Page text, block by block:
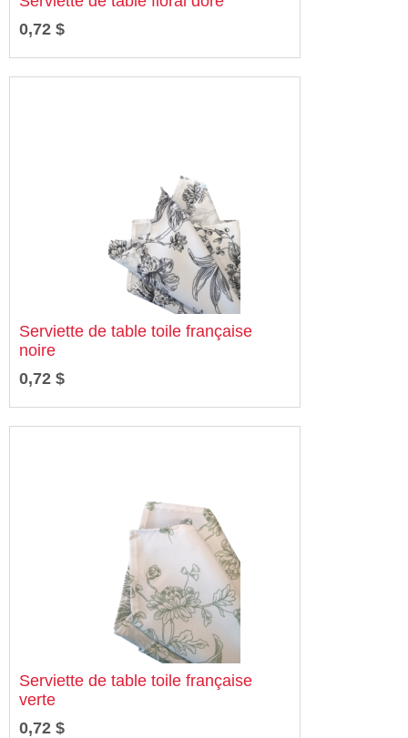
0,72 $
Serviette de table toile française
noire
0,72 $
Serviette de table toile française
verte
0,72 $